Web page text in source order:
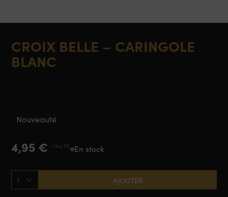
CROIX BELLE – CARINGOLE
BLANC
4,95 € / 75 cl TTC En stock
1 AJOUTER
Nouveauté